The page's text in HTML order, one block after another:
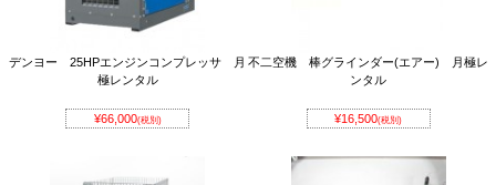
デンヨー 25HPエンジンコンプレッサ 月
極レンタル
¥66,000(税別)
不二空機 棒グラインダー(エアー) 月極レ
ンタル
¥16,500(税別)